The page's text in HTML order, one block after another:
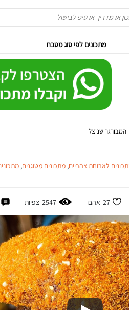
מתכונים לפי סוג מטבח
המבורגר שניצל
לארוחת צהריים,מתכונים מטוגנים,
27 אהבו 2547 צפיות